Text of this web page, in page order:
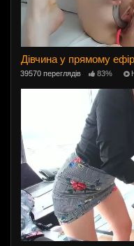
Дівчина у прямому
39570 переглядів 83%